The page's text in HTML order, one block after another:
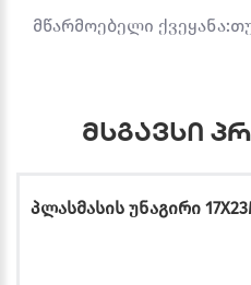
მწარმოებელი
მსგავსი
პლასმასის უნაგირი